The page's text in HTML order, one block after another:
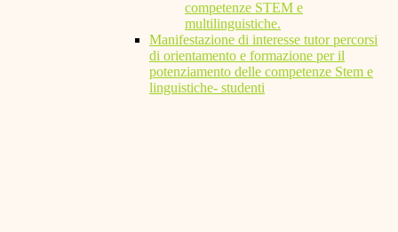
competenze STEM e
multilinguistiche.
Manifestazione di interesse tutor percorsi
di orientamento e formazione per il
potenziamento delle competenze Stem e
linguistiche- studenti